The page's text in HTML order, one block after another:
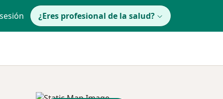
¿Eres profesional de la salud?